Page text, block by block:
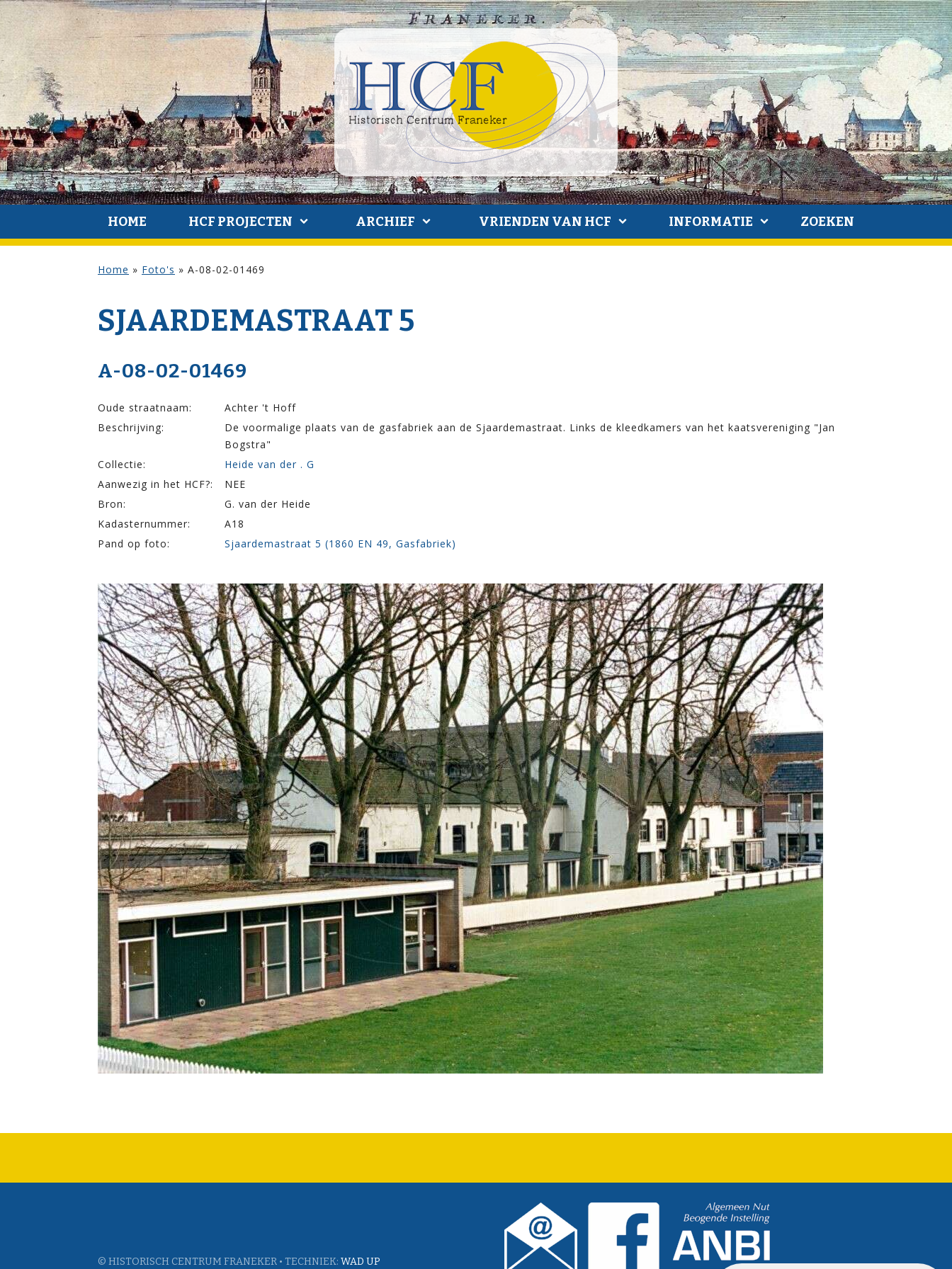
HOME HCF PROJECTEN ARCHIEF VRIENDEN VAN HCF INFORMATIE ZOEKEN
Home » Foto's » A-08-02-01469
SJAARDEMA­STRAAT 5
A-08-02-01469
Oude straatnaam:
Achter 't Hoff
Beschrijving:
De voormalige plaats van de gasfabriek aan de Sjaardemastraat. Links de kleedkamers van het kaatsvereniging "Jan
Bogstra"
Collectie:
Heide van der . G
Aanwezig in het HCF?:
NEE
Bron:
G. van der Heide
Kadasternummer:
A18
Pand op foto:
Sjaardemastraat 5 (1860 EN 49, Gasfabriek)
© HISTORISCH CENTRUM FRANEKER • TECHNIEK: WAD UP